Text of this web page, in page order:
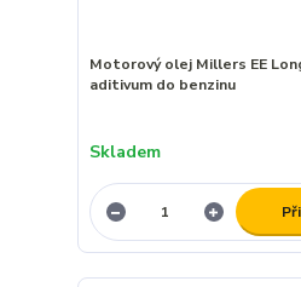
Motorový olej Millers EE
aditivum do benzinu
Skladem